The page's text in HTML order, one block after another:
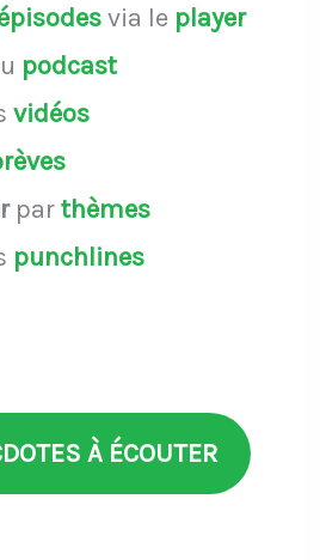
via le player
podcast
vidéos
parthèmes
punchlines
À ÉCOUTER